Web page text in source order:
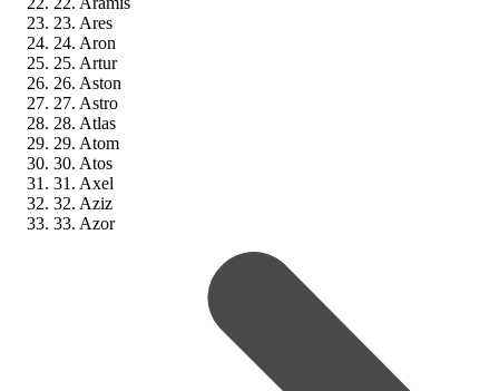
23. Ares
24. Aron
25. Artur
26. Aston
27. Astro
28. Atlas
29. Atom
30. Atos
31. Axel
32. Aziz
33. Azor